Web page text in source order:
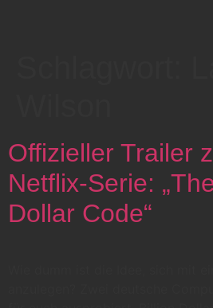
Offizieller Trailer
Netflix-Serie:
Dollar Code“